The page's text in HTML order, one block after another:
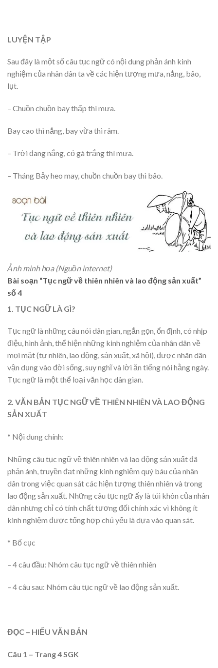
LUYỆN TẬP
Sau đây là một số câu tục ngữ có nội dung phản ánh kinh
nghiệm của nhân dân ta về các hiện tượng mưa, nắng, bão,
lụt.
– Chuồn chuồn bay thấp thì mưa.
Bay cao thì nắng, bay vừa thì râm.
– Trời đang nắng, cỏ gà trắng thì mưa.
– Tháng Bảy heo may, chuồn chuồn bay thì bão.
Ảnh minh họa (Nguồn internet)
Bài soạn “Tục ngữ về thiên nhiên và lao động sản xuất”
số 4
1. TỤC NGỮ LÀ GÌ?
Tục ngữ là những câu nói dân gian, ngắn gọn, ổn định, có nhịp
điệu, hình ảnh, thể hiện những kinh nghiệm của nhân dân về
mọi mặt (tự nhiên, lao động, sản xuất, xã hội), được nhân dân
vận dụng vào đời sống, suy nghĩ và lời ăn tiếng nói hằng ngày.
Tục ngữ là một thể loại văn học dân gian.
2. VĂN BẢN TỤC NGỮ VỀ THIÊN NHIÊN VÀ LAO ĐỘNG
SẢN XUẤT
* Nội dung chính:
Những câu tục ngữ về thiên nhiên và lao động sản xuất đã
phản ánh, truyền đạt những kinh nghiệm quý báu của nhân
dân trong việc quan sát các hiện tượng thiên nhiên và trong
lao động sản xuất. Những câu tục ngữ ấy là túi khôn của nhân
dân nhưng chỉ có tính chất tương đối chính xác vì không ít
kinh nghiệm được tổng hợp chủ yếu là dựa vào quan sát.
* Bố cục
– 4 câu đầu: Nhóm câu tục ngữ về thiên nhiên
– 4 câu sau: Nhóm câu tục ngữ về lao động sản xuất.
ĐỌC – HIỂU VĂN BẢN
Câu 1 – Trang 4 SGK